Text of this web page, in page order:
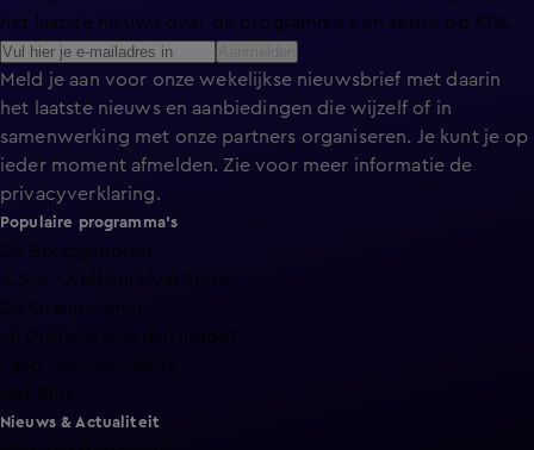
het laatste nieuws over de programma’s en series op KIJK.
Meld je aan voor onze wekelijkse nieuwsbrief met daarin
het laatste nieuws en aanbiedingen die wijzelf of in
samenwerking met onze partners organiseren. Je kunt je op
ieder moment afmelden. Zie voor meer informatie de
privacyverklaring.
Populaire programma's
De Bondgenoten
A.S.S. - Anti Survival Show
De Oranjezomer
Mi Dushi: wat is dan liefde?
Lang Leve de Liefde
Nieuws & Actualiteit